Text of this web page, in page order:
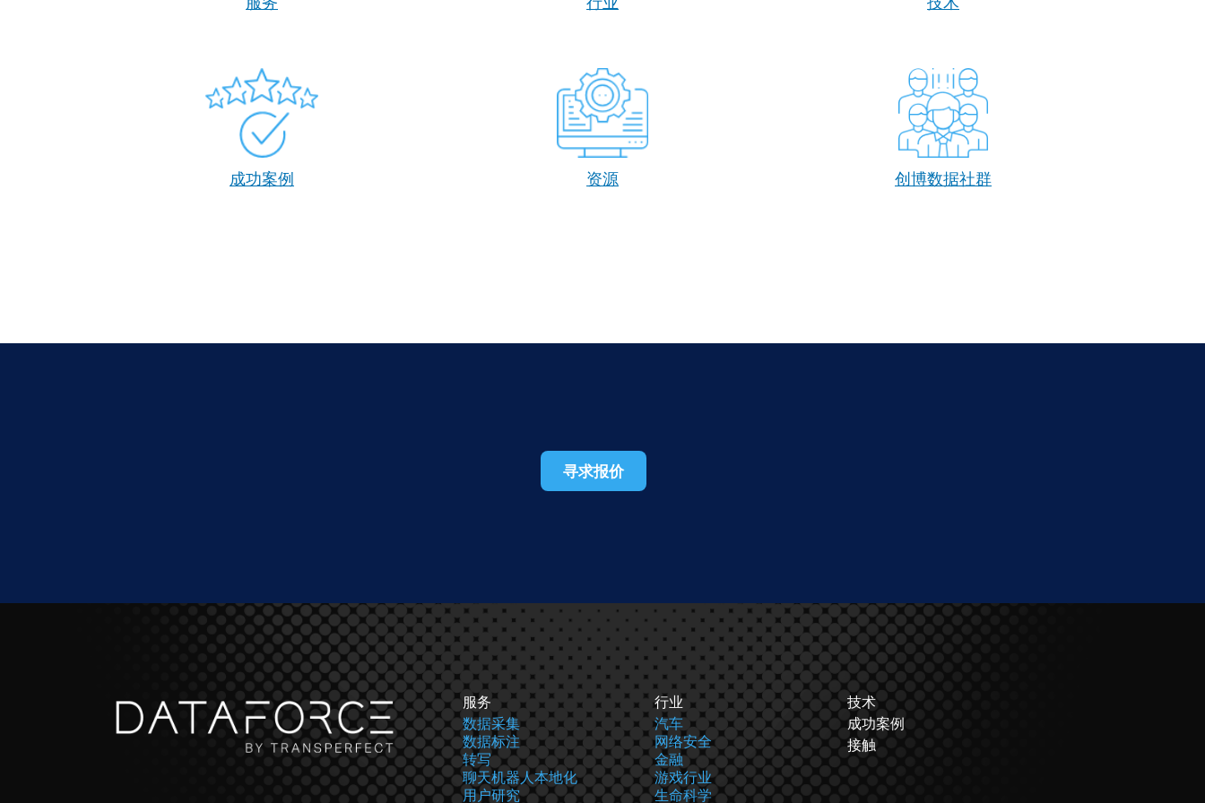
成功案例 资源 创博数据社群
寻求报价
服务
数据采集
数据标注
转写
聊天机器人本地化
用户研究
行业
汽车
网络安全
金融
游戏行业
生命科学
技术
成功案例
接触